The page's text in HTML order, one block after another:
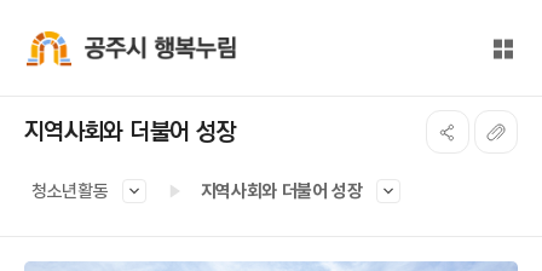
전체
지역사회와 더불어 성장
청소년활동 지역사회와 더불어 성장